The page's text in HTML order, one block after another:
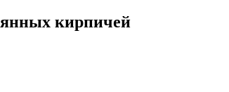
кирпичей